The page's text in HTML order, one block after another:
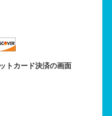
トカード決済の画面